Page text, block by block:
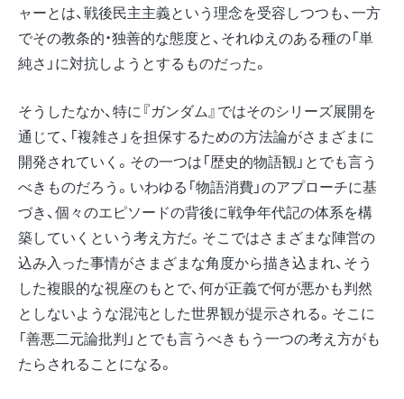
ャーとは、戦後民主主義という理念を受容しつつも、一方
でその教条的・独善的な態度と、それゆえのある種の「単
純さ」に対抗しようとするものだった。
そうしたなか、特に『ガンダム』ではそのシリーズ展開を
通じて、「複雑さ」を担保するための方法論がさまざまに
開発されていく。その一つは「歴史的物語観」とでも言う
べきものだろう。いわゆる「物語消費」のアプローチに基
づき、個々のエピソードの背後に戦争年代記の体系を構
築していくという考え方だ。そこではさまざまな陣営の
込み入った事情がさまざまな角度から描き込まれ、そう
した複眼的な視座のもとで、何が正義で何が悪かも判然
としないような混沌とした世界観が提示される。そこに
「善悪二元論批判」とでも言うべきもう一つの考え方がも
たらされることになる。